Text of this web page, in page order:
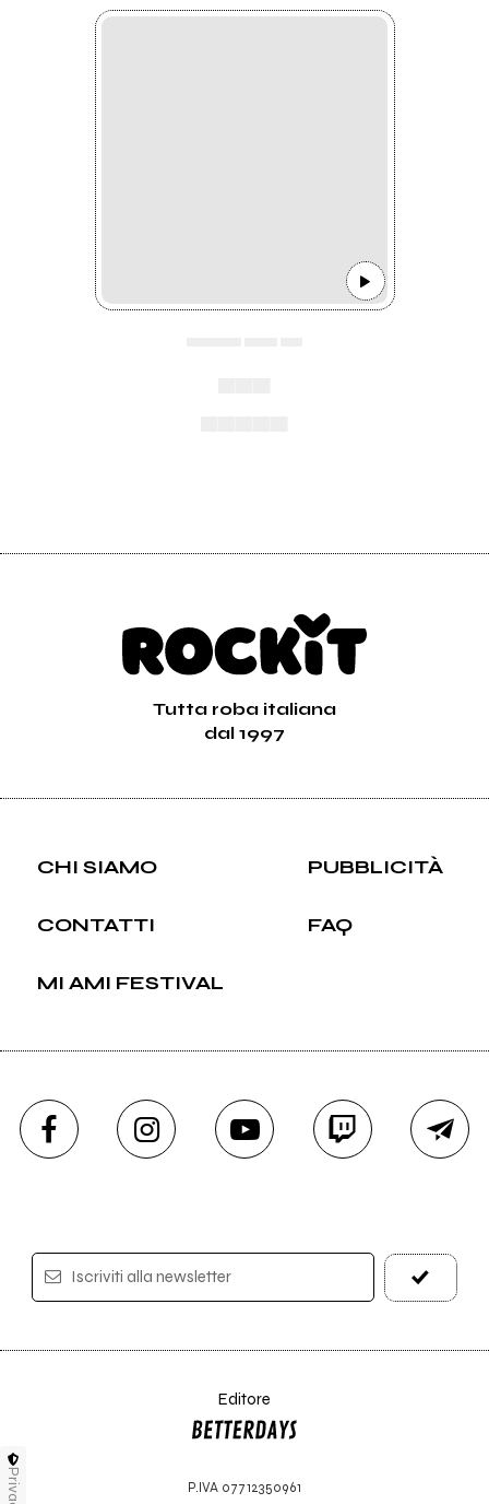
Tutta roba italiana
dal 1997
CHI SIAMO PUBBLICITÀ
CONTATTI FAQ
MI AMI FESTIVAL
Iscriviti alla newsletter
Editore
P.IVA 07712350961
Privacy